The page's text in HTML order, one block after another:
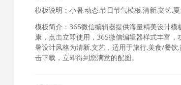
模板说明： 小暑,动态,节日节气模板,清新,文艺,
模板简介：365微信编辑器提供海量精美设计
康，点击立即使用，365微信编辑器样式丰富
暑设计风格为清新,文艺，适用于旅行,美食/餐
击下载，立即得到您满意的配图。